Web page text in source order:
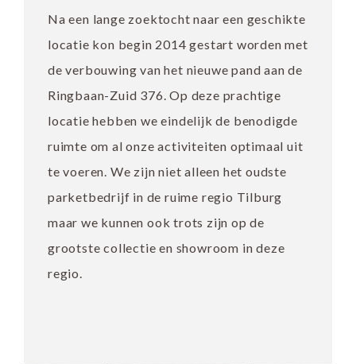
Na een lange zoektocht naar een geschikte
locatie kon begin 2014 gestart worden met
de verbouwing van het nieuwe pand aan de
Ringbaan-Zuid 376. Op deze prachtige
locatie hebben we eindelijk de benodigde
ruimte om al onze activiteiten optimaal uit
te voeren. We zijn niet alleen het oudste
parketbedrijf in de ruime regio Tilburg
maar we kunnen ook trots zijn op de
grootste collectie en showroom in deze
regio.